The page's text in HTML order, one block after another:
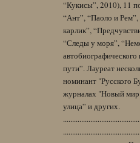
“Кукисы”, 2010), 11
“Ант”, “Паоло и
карлик”,
“Следы у моря”,
пути”. Лауреат
номинант "Русского
журналах "Новый
улица” и других.